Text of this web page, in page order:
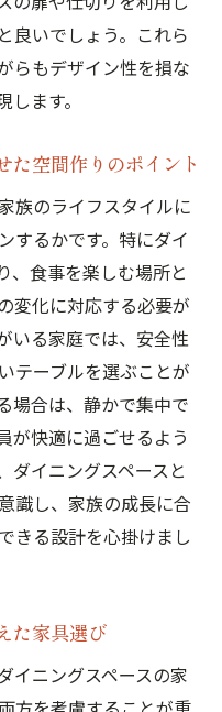
な空間づくり
材の選び方
の家づくりとダイ
図るデザイン
スタイル
ラボレーション
季節ごとの装飾
たグリーンインテリ
タリティを感じる空
良いでしょう。これら
らもデザイン性を損な
ます。
た空間作りのポイント
族のライフスタイルに
するかです。特にダイ
、食事を楽しむ場所と
変化に対応する必要が
いる家庭では、安全性
テーブルを選ぶことが
場合は、静かで集中で
が快適に過ごせるよう
ダイニングスペースと
識し、家族の成長に合
きる設計を心掛けまし
た家具選び
イニングスペースの家